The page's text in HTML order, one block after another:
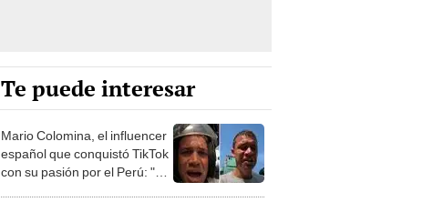
Te puede interesar
Mario Colomina, el influencer
español que conquistó TikTok
con su pasión por el Perú: "Mi